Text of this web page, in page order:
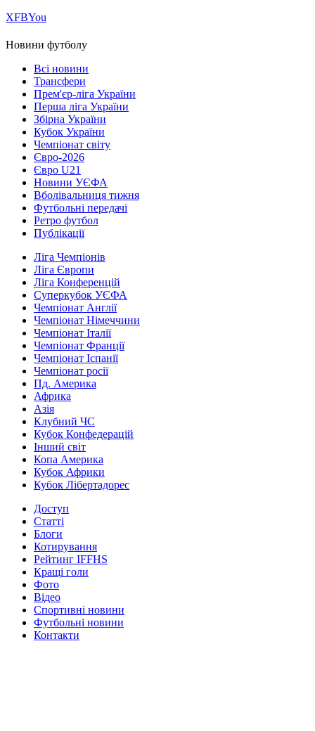
ХFBYou
Новини футболу
Всі новини
Трансфери
Прем'єр-ліга України
Перша ліга України
Збірна України
Кубок України
Чемпіонат світу
Євро-2026
Євро U21
Новини УЄФА
Вболівальниця тижня
Футбольні передачі
Ретро футбол
Публікації
Ліга Чемпіонів
Ліга Європи
Ліга Конференцій
Суперкубок УЄФА
Чемпіонат Англії
Чемпіонат Німеччини
Чемпіонат Італії
Чемпіонат Франції
Чемпіонат Іспанії
Чемпіонат росії
Пд. Америка
Африка
Азія
Клубний ЧС
Кубок Конфедерацій
Інший світ
Копа Америка
Кубок Африки
Кубок Лібертадорес
Доступ
Статті
Блоги
Котирування
Рейтинг IFFHS
Кращі голи
Фото
Відео
Спортивні новини
Футбольні новини
Контакти